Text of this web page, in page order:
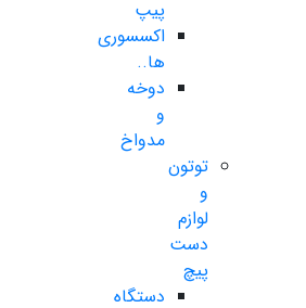
پیپ
اکسسوری
ها..
دوخه
و
مدواخ
توتون
و
لوازم
دست
پیچ
دستگاه